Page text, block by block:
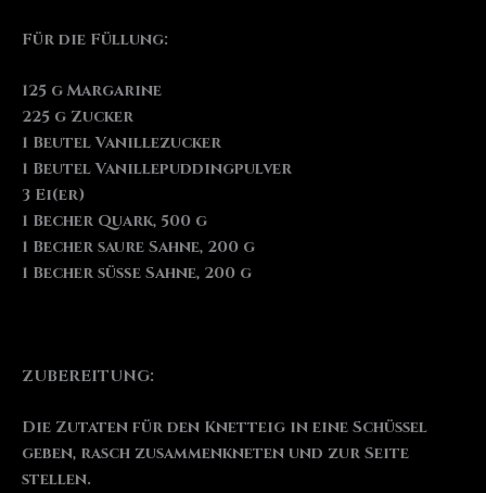
Für die Füllung:
125 g Margarine
225 g Zucker
1 Beutel Vanillezucker
1 Beutel Vanillepuddingpulver
3 Ei(er)
1 Becher Quark, 500 g
1 Becher saure Sahne, 200 g
1 Becher süße Sahne, 200 g
ZUBEREITUNG:
Die Zutaten für den Knetteig in eine Schüssel
geben, rasch zusammenkneten und zur Seite
stellen.